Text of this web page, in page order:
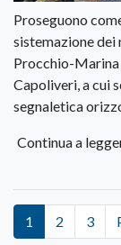
Proseguono
sistemazione dei
Procchio-Marina
Capoliveri, a cui
segnaletica
Continua a
1 2 3